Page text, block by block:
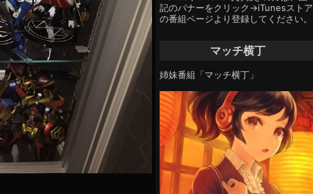
記のバナーをクリック→iTunesストア
の番組ページより登録してください。
マッチ横丁
姉妹番組「マッチ横丁」